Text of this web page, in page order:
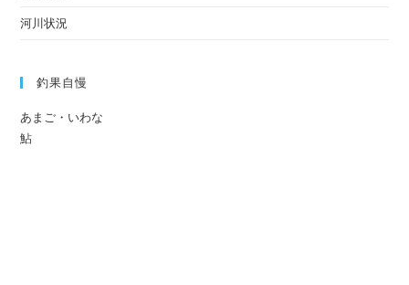
河川状況
釣果自慢
あまご・いわな
鮎